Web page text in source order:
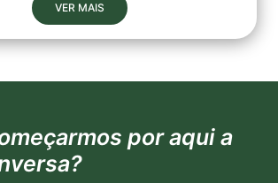
VER MAIS
por aqui a